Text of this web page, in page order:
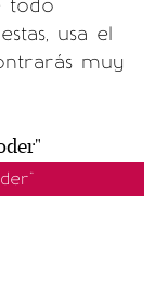
todo
usa el
muy